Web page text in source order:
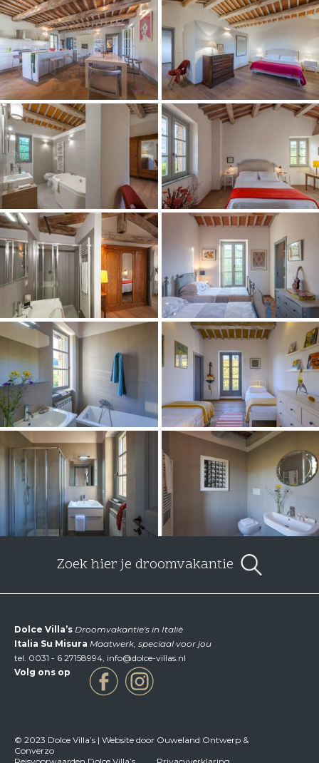
Zoek hier je droomvakantie
Dolce Villa’s Droomvakantie's in Italië
Italia Su Misura Maatwerk, speciaal voor jou
tel. 0031 - 6 27158994, info@dolce-villas.nl
Volg ons op
© 2023 Dolce Villa’s | Website door Ouweland Ontwerp &
Converzo